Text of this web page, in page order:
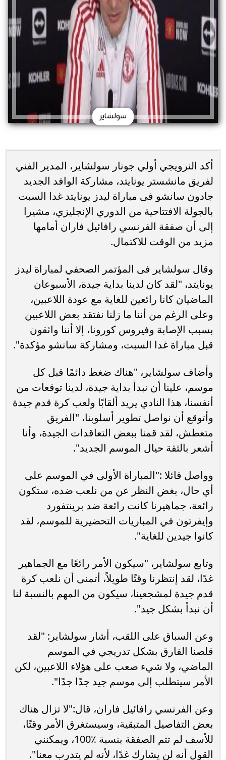
سولشاير
أكد النرويجي أولي جونار سولشاير، المدير الفني
لفريق مانشستر يونايتد، مشاركة الوافد الجديد
جادون سانشو فى مباراة ليدز يونايتد غدا السبت
بالجولة الافتتاحية من الدوري الإنجليزي، مشيرا
إلى أن صفقة الفرنسي رافائيل فاران أمامها
مزيد من الوقت للاكتمال.
وقال سولشاير فى المؤتمر الصحفي لمباراة ليدز
يونايتد، "لقد كان لدينا بداية جيدة، الأسبوعان
الماضيان كانا رائعين للغاية مع عودة اللاعبين،
وعلى الرغم من أننا ما زلنا نفتقد بعض اللاعبين
بسبب الإصابة وفيروس كورونا، إلا أننا واثقون
قبل مباراة غدا السبت، ومشاركة سانشو مؤكدة".
وأضاف سولشاير، "هناك ضغط دائمًا قبل كل
موسم، علينا أن نبدأ بداية جيدة، لدينا توقعات من
أنفسنا، هذا النادي يريد ألقابًا ولعب كرة قدم جيدة
وأتوقع أن نواصل تطوير أسلوبنا، "الفريق
متعطش، لقد قمنا ببعض التعاقدات الجيدة، وأنا
أشعر بالثقة حيال الموسم الجديد".
وواصل قائلا :"المباراة الأولى في الموسم على
أي حال، بغض النظر عن من نلعب ضده، ستكون
رائعة، جماهيرنا كانت رائعة ضد برينتفورد
وإيفرتون في المباريات التحضيرية للموسم، لقد
كانوا جيدين للغاية".
وتابع سولشاير، "سيكون الأمر رائعًا مع الجماهير
غدًا، لقد إنتظرنا وقتًا طويلاً، أتمنى أن نلعب كرة
قدم جيدة لمشجعينا، سيكون من المهم بالنسبة لنا
أن نبدأ بشكل جيد".
وعن السباق على اللقب، أشار سولشاير: "لقد
قلصنا الفارق بشكل تدريجي في الموسم
الماضي، ولا شيء صعب على هؤلاء اللاعبين، لكن
الأمر سيتطلب إلى موسم جيد جدًا جدًا".
وعن الفرنسي رافائيل فاران، قال:"لا تزال هناك
بعض التفاصيل المتبقية، وسيستغرق الأمر وقتًا،
للأسف لم تتم الصفقة بنسبة ٪100، ويمكنني
القول أنه لن يشارك غدًا، لأنه لم يتدرب معنا".